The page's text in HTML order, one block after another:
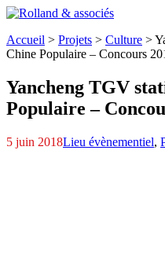
Accueil > Projets > Culture >
Chine Populaire – Concours
Yancheng TGV
Populaire –
5 juin 2018Lieu évènementiel,